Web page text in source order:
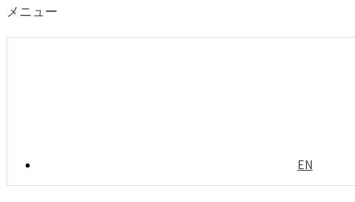
メニュー
EN